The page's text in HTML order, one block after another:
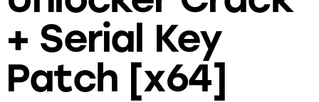
+ Serial Key
Patch [x64]